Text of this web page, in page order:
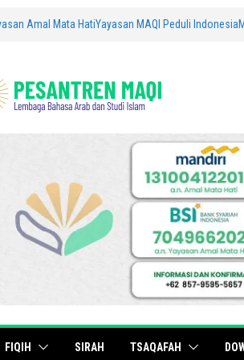
Amal Mata HatiYayasan MAQI Peduli Indonesia
FIQIH SIRAH TSAQAFAH